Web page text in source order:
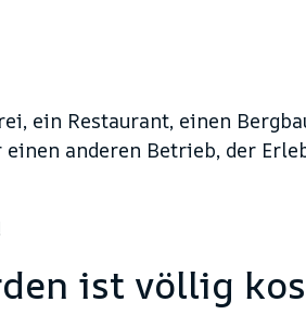
ein Restaurant, einen
anderen Betrieb, der
ist völlig